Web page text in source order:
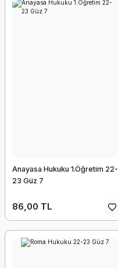
Anayasa Hukuku 1.Öğretim 22-
23 Güz 7
86,00 TL